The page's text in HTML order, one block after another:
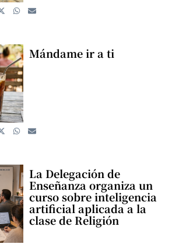
Mándame ir a ti
La Delegación de
Enseñanza organiza un
curso sobre inteligencia
artificial aplicada a la
clase de Religión